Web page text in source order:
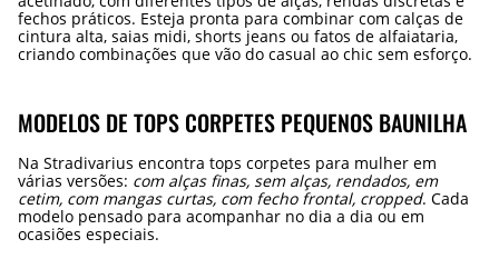
fechos práticos. Esteja pronta para combinar com calças de
cintura alta, saias midi, shorts jeans ou fatos de alfaiataria,
criando combinações que vão do casual ao chic sem esforço.
MODELOS DE TOPS CORPETES PEQUENOS BAUNILHA
Na Stradivarius encontra tops corpetes para mulher em
várias versões: com alças finas, sem alças, rendados, em
cetim, com mangas curtas, com fecho frontal, cropped. Cada
modelo pensado para acompanhar no dia a dia ou em
ocasiões especiais.